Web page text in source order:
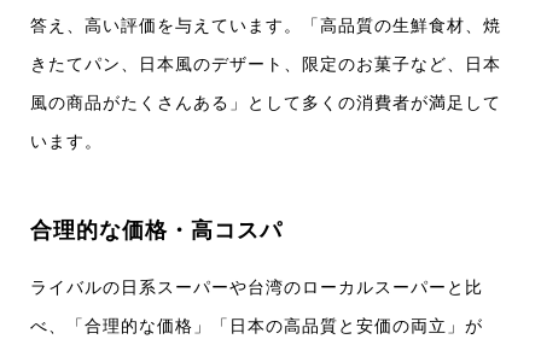
答え、高い評価を与えています。「高品質の生鮮食材、焼
きたてパン、日本風のデザート、限定のお菓子など、日本
風の商品がたくさんある」として多くの消費者が満足して
います。​
合理的な価格・高コスパ
ライバルの日系スーパーや台湾のローカルスーパーと比
べ、「合理的な価格」「日本の高品質と安価の両立」が